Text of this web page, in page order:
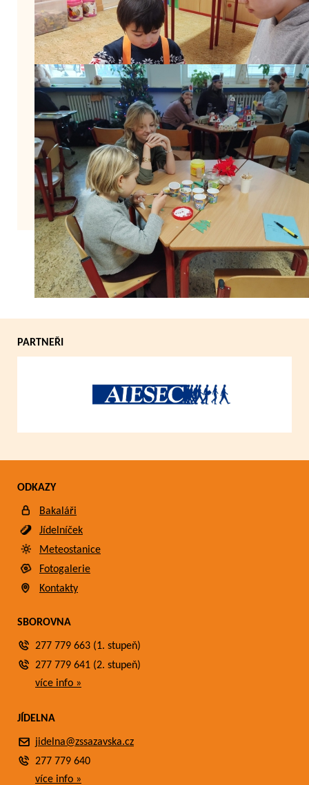
Zpět
PARTNEŘI
ODKAZY
Bakaláři
Jídelníček
Meteostanice
Fotogalerie
Kontakty
SBOROVNA
277 779 663 (1. stupeň)
277 779 641 (2. stupeň)
více info »
JÍDELNA
jidelna@zssazavska.cz
277 779 640
více info »